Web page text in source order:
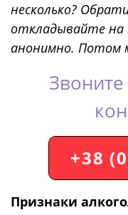
несколько?
откладывайте на
анонимно. Потом
+38
Признаки